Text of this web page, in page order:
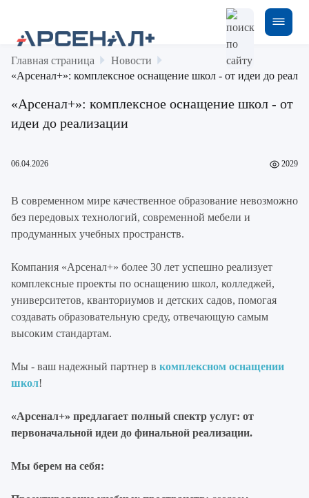
Главная страница
Новости
«Арсенал+»: комплексное оснащение школ - от идеи до
«Арсенал+»: комплексное оснащение школ - от
идеи до реализации
06.04.2026 2029
В современном мире качественное образование невозможно
без передовых технологий, современной мебели и
продуманных учебных пространств.
Компания «Арсенал+» более 30 лет успешно реализует
комплексные проекты по оснащению школ, колледжей,
университетов, кванториумов и детских садов, помогая
создавать образовательную среду, отвечающую самым
высоким стандартам.
Мы - ваш надежный партнер в комплексном оснащении
школ!
«Арсенал+» предлагает полный спектр услуг: от
первоначальной идеи до финальной реализации.
Мы берем на себя: